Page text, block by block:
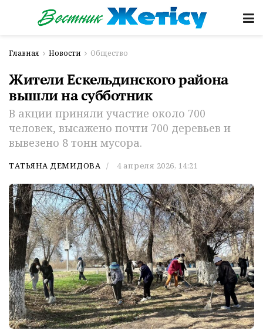
Главная Новости Общество
Жители Ескельдинского района
вышли на субботник
В акции приняли участие около 700
человек, высажено почти 700 деревьев и
вывезено 8 тонн мусора.
ТАТЬЯНА ДЕМИДОВА 4 апреля 2026, 14:21